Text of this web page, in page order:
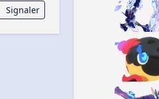
Signaler